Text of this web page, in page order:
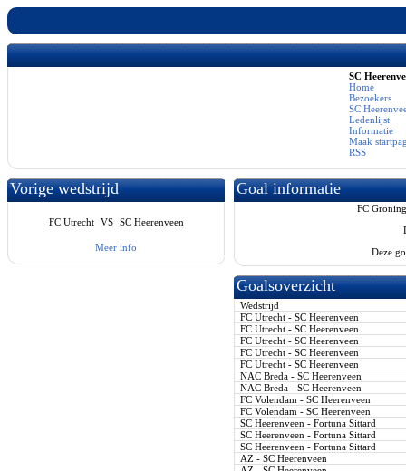
SC
Home
Bezoekers
SC
Ledenlijst
Informatie
Maak
RSS
Vorige wedstrijd
FC Utrecht VS SC Heerenveen
Meer info
Goal informatie
FC
Deze
Goalsoverzicht
Wedstrijd
FC Utrecht - SC Heerenveen
FC Utrecht - SC Heerenveen
FC Utrecht - SC Heerenveen
FC Utrecht - SC Heerenveen
FC Utrecht - SC Heerenveen
NAC Breda - SC Heerenveen
NAC Breda - SC Heerenveen
FC Volendam - SC Heerenveen
FC Volendam - SC Heerenveen
SC Heerenveen - Fortuna Sittard
SC Heerenveen - Fortuna Sittard
SC Heerenveen - Fortuna Sittard
AZ - SC Heerenveen